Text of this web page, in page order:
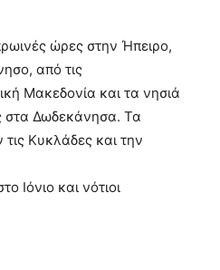
ώρες στην Ήπειρο,
από τις
Μακεδονία και τα νησιά
στα Δωδεκάνησα. Τα
Κυκλάδες και την
Ιόνιο και νότιοι